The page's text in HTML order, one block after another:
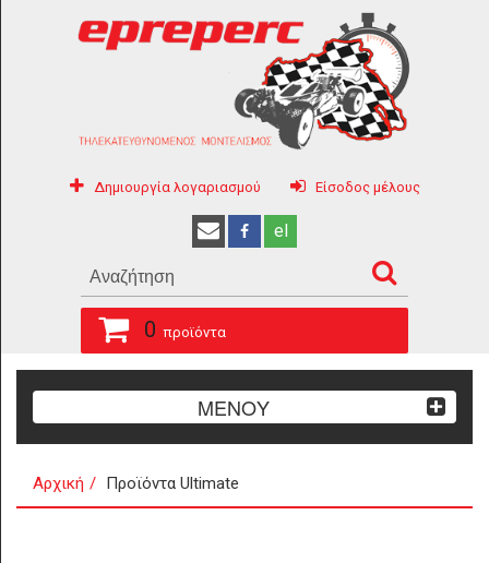
Δημιουργία λογαριασμού Είσοδος μέλους
el
0 προϊόντα
ΜΕΝΟΥ
Αρχική Προϊόντα Ultimate